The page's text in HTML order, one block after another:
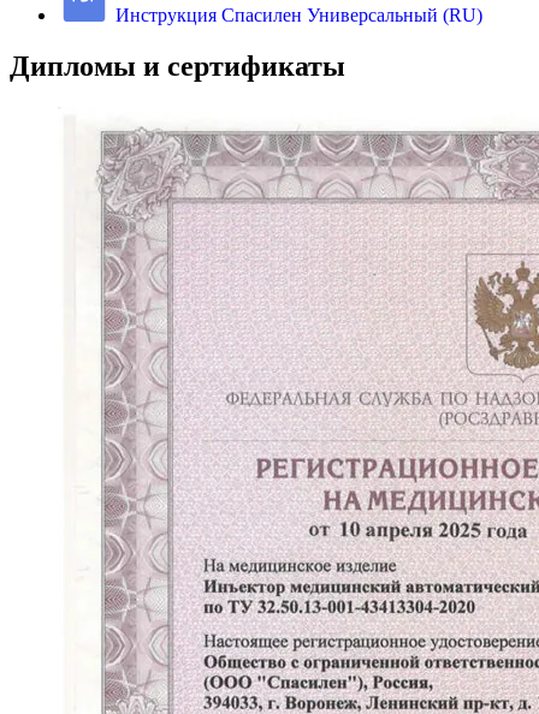
Инструкция Спасилен Универсальный (RU)
Дипломы и сертификаты